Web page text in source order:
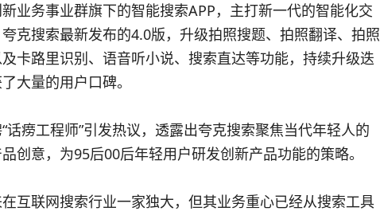
业务事业群旗下的智能搜索APP，主打新一代的智能化交
克搜索最新发布的4.0版，升级拍照搜题、拍照翻译、拍照
卡路里识别、语音听小说、搜索直达等功能，持续升级迭
大量的用户口碑。
话痨工程师”引发热议，透露出夸克搜索聚焦当代年轻人的
创意，为95后00后年轻用户研发创新产品功能的策略。
互联网搜索行业一家独大，但其业务重心已经从搜索工具